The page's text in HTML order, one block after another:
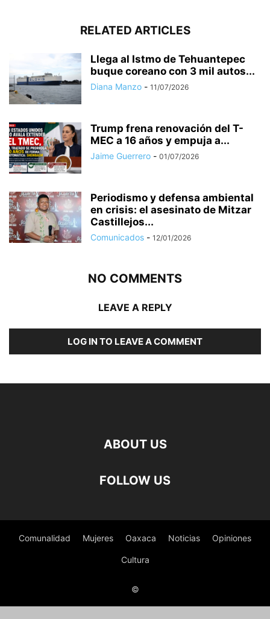
RELATED ARTICLES
Llega al Istmo de Tehuantepec
buque coreano con 3 mil autos...
Diana Manzo - 11/07/2026
Trump frena renovación del T-
MEC a 16 años y empuja a...
Jaime Guerrero - 01/07/2026
Periodismo y defensa ambiental
en crisis: el asesinato de Mitzar
Castillejos...
Comunicados - 12/01/2026
NO COMMENTS
LEAVE A REPLY
LOG IN TO LEAVE A COMMENT
ABOUT US
FOLLOW US
Comunalidad Mujeres Oaxaca Noticias Opiniones
Cultura
©